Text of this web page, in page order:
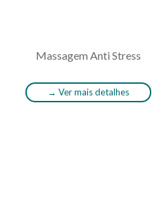
Massagem Anti Stress
→ Ver mais detalhes